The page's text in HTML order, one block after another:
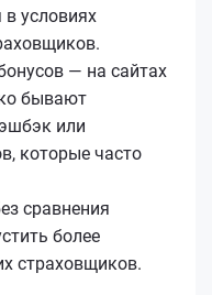
условиях
— на сайтах
бывают
или
которые часто
сравнения
более
страховщиков.